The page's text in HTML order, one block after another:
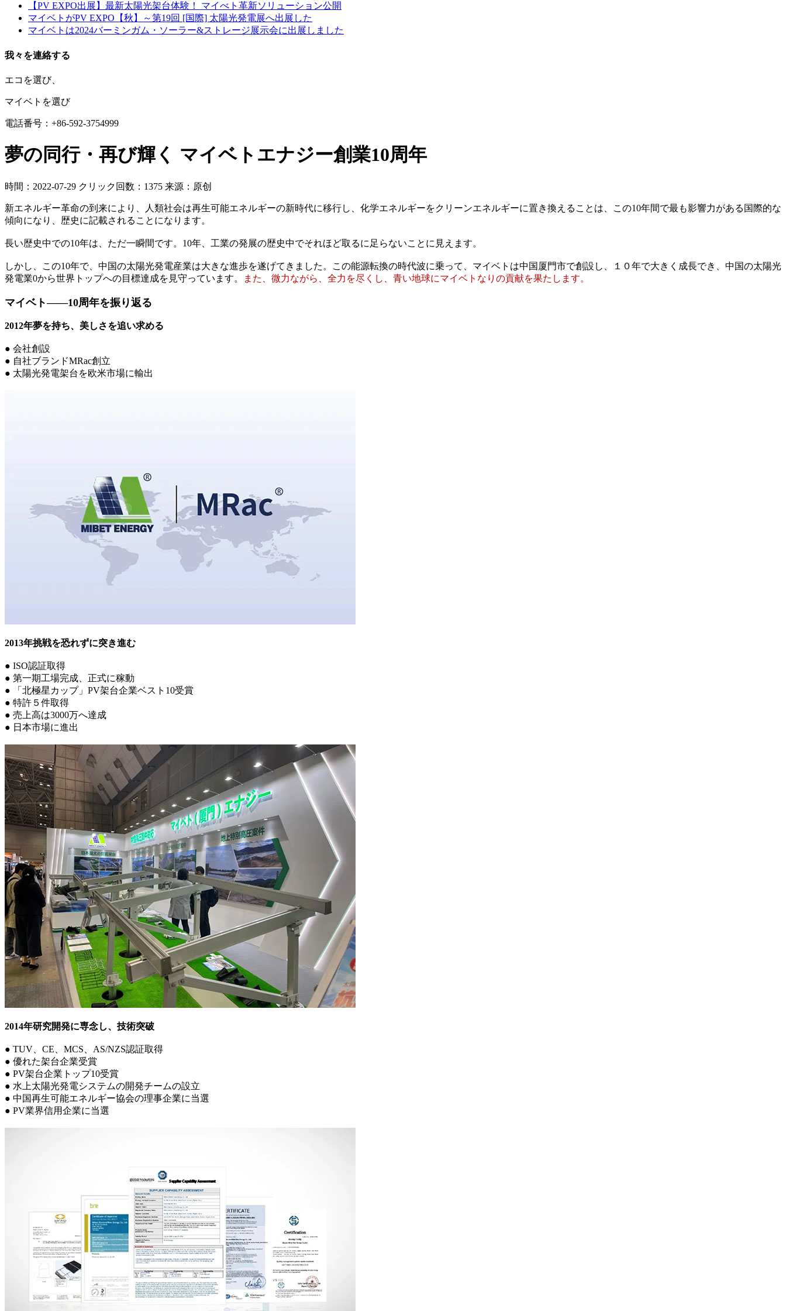
【PV EXPO出展】最新太陽光架台体験！ マイべト革新ソリューション公開
マイベトがPV EXPO【秋】～第19回 [国際] 太陽光発電展へ出展した
マイベトは2024バーミンガム・ソーラー&ストレージ展示会に出展しました
我々を連絡する
エコを選び、
マイベトを選び
電話番号：+86-592-3754999
夢の同行・再び輝く マイベトエナジー創業10周年
時間：2022-07-29 クリック回数：1375 来源：原创
新エネルギー革命の到来により、人類社会は再生可能エネルギーの新時代に移行し、化学エネルギーをクリーンエネルギーに置き換えることは、この10年間で最も影響力がある国際的な
傾向になり、歴史に記載されることになります。
長い歴史中での10年は、ただ一瞬間です。10年、工業の発展の歴史中でそれほど取るに足らないことに見えます。
しかし、この10年で、中国の太陽光発電産業は大きな進歩を遂げてきました。この能源転換の時代波に乗って、マイベトは中国厦門市で創設し、１０年で大きく成長でき、中国の太陽光
発電業0から世界トップへの目標達成を見守っています。
また、微力ながら、全力を尽くし、青い地球にマイベトなりの貢献を果たします。
マイベト——10周年を振り返る
2012年夢を持ち、美しさを追い求める
● 会社創設
● 自社ブランドMRac創立
● 太陽光発電架台を欧米市場に輸出
2013年挑戦を恐れずに突き進む
● ISO認証取得
● 第一期工場完成、正式に稼動
● 「北極星カップ」PV架台企業ベスト10受賞
● 特許５件取得
● 売上高は3000万へ達成
● 日本市場に進出
2014年研究開発に専念し、技術突破
● TUV、CE、MCS、AS/NZS認証取得
● 優れた架台企業受賞
● PV架台企業トップ10受賞
● 水上太陽光発電システムの開発チームの設立
● 中国再生可能エネルギー協会の理事企業に当選
● PV業界信用企業に当選